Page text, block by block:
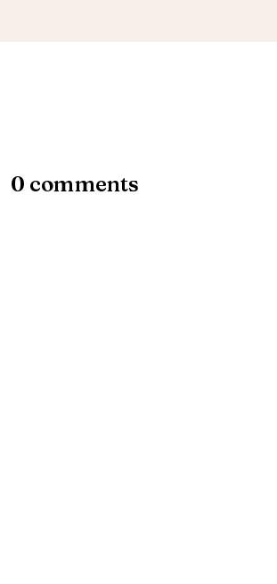
0 comments